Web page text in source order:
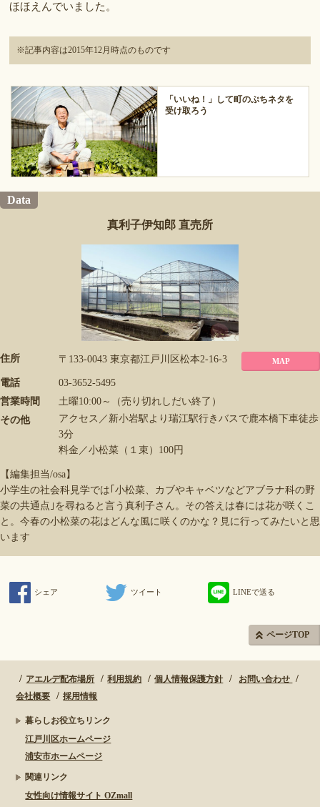
ほほえんでいました。
※記事内容は2015年12月時点のものです
「いいね！」して町のぷちネタを
受け取ろう
Data
真利子伊知郎 直売所
住所 〒133-0043 東京都江戸川区松本2-16-3 MAP
電話
03-3652-5495
営業時間
土曜10:00～（売り切れしだい終了）
その他
アクセス／新小岩駅より瑞江駅行きバスで鹿本橋下車徒歩
3分
料金／小松菜（１束）100円
【編集担当/osa】
小学生の社会科見学では｢小松菜、カブやキャベツなどアブラナ科の野
菜の共通点｣を尋ねると言う真利子さん。その答えは春には花が咲くこ
と。今春の小松菜の花はどんな風に咲くのかな？見に行ってみたいと思
います
シェア ツイート LINEで送る
ページTOP
アエルデ配布場所 利用規約 個人情報保護方針
お問い合わせ
会社概要
採用情報
暮らしお役立ちリンク
江戸川区ホームページ
浦安市ホームページ
関連リンク
女性向け情報サイト OZmall